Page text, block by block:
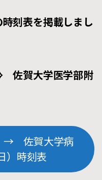
刻表を掲載しまし
賀大学医学部附
→ 佐賀大学病
）時刻表